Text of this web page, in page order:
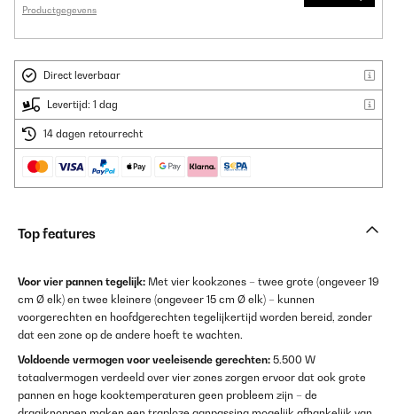
Productgegevens
Direct leverbaar
Levertijd: 1 dag
14 dagen retourrecht
Top features
Voor vier pannen tegelijk: Met vier kookzones – twee grote (ongeveer 19
cm Ø elk) en twee kleinere (ongeveer 15 cm Ø elk) – kunnen
voorgerechten en hoofdgerechten tegelijkertijd worden bereid, zonder
dat een zone op de andere hoeft te wachten.
Voldoende vermogen voor veeleisende gerechten: 5.500 W
totaalvermogen verdeeld over vier zones zorgen ervoor dat ook grote
pannen en hoge kooktemperaturen geen probleem zijn – de